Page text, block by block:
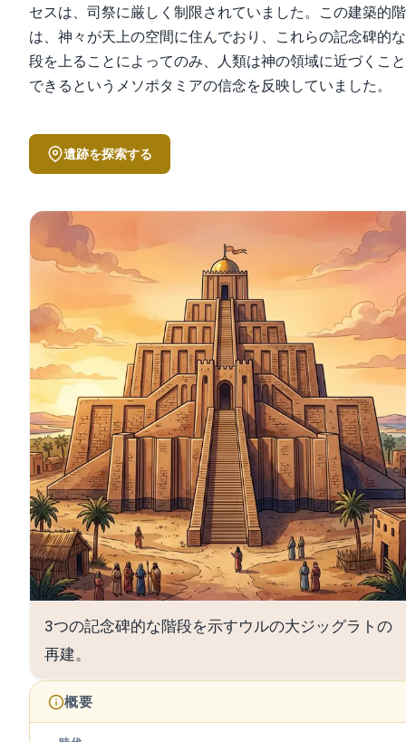
セスは、司祭に厳しく制限されていました。この建築的
は、神々が天上の空間に住んでおり、これらの記念碑的
段を上ることによってのみ、人類は神の領域に近づくこ
できるというメソポタミアの信念を反映していました。
遺跡を探索する
3つの記念碑的な階段を示すウルの大ジッグラトの
再建。
概要